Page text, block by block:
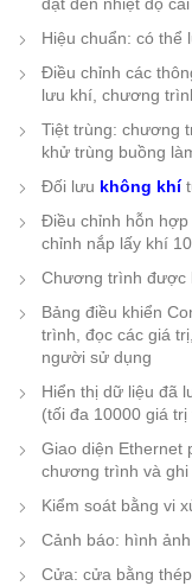
đạt đến nhiệt độ
Hiệu chuẩn: có thể
Điều chỉnh các
lưu khí, chương
Tiệt trùng: chương
khử trùng buồng
Đối lưu không khí
Điều chỉnh hỗn
chỉnh nắp lấy khí
Chương trình được
Bảng điều khiển
trình, đọc các giá
người sử dụng
Hiển thị dữ liệu đã
(tối đa 10000 giá
Giao diện Ethernet
chương trình và ghi
Kiểm soát bằng vi
Cảnh báo: hình
Cửa: cửa bằng